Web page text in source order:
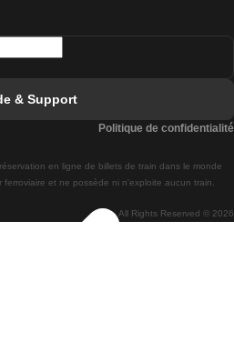
Lisbonne à Braga
Braga à Lisbonne All Rights Reserved © 2026
en ligne de billets de train dans le monde
et ne possède ni n'exploite aucun train.
& Support
Politique de confidentialité